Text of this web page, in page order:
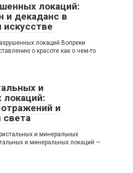
локаций:
и декаданс в
локаций Вопреки
о красоте как о чем-то
и
и
и минеральных
и минеральных локаций —